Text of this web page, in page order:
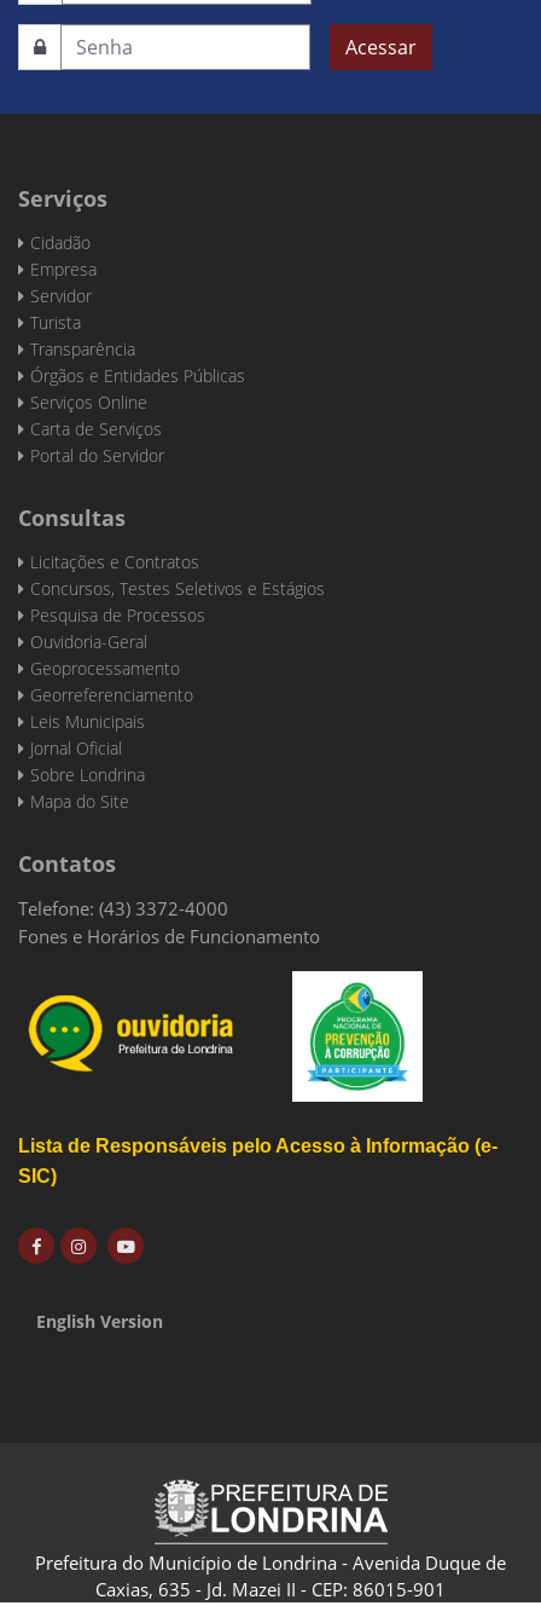
Acessar
Serviços
Cidadão
Empresa
Servidor
Turista
Transparência
Órgãos e Entidades Públicas
Serviços Online
Carta de Serviços
Portal do Servidor
Consultas
Licitações e Contratos
Concursos, Testes Seletivos e Estágios
Pesquisa de Processos
Ouvidoria-Geral
Geoprocessamento
Georreferenciamento
Leis Municipais
Jornal Oficial
Sobre Londrina
Mapa do Site
Contatos
Telefone: (43) 3372-4000
Fones e Horários de Funcionamento
Lista de Responsáveis pelo Acesso à Informação (e-
SIC)
English Version
Prefeitura do Município de Londrina - Avenida Duque de
Caxias, 635 - Jd. Mazei II - CEP: 86015-901